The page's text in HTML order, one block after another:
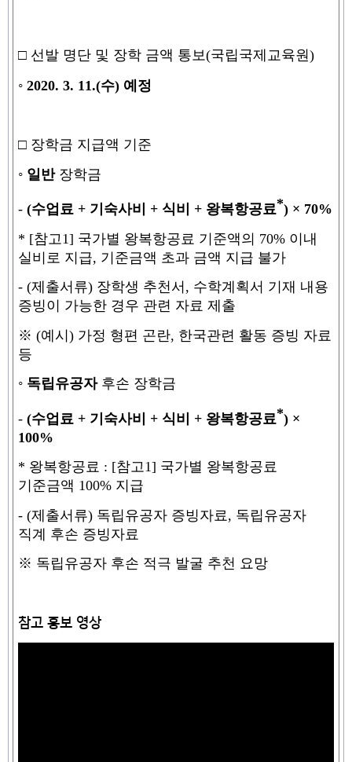
□ 선발 명단 및 장학 금액 통보(국립국제교육원)
◦ 2020. 3. 11.(수) 예정
□ 장학금 지급액 기준
◦ 일반 장학금
- (수업료 + 기숙사비 + 식비 + 왕복항공료*) × 70%
* [참고 1] 국가별 왕복항공료 기준액의 70% 이내
실비로 지급, 기준금액 초과 금액 지급 불가
- (제출서류) 장학생 추천서 , 수학계획서 기재 내용
증빙이 가능한 경우 관련 자료 제출
※ (예시) 가정 형편 곤란, 한국관련 활동 증빙 자료
등
◦ 독립유공자 후손 장학금
- (수업료 + 기숙사비 + 식비 + 왕복항공료*) ×
100%
* 왕복항공료 : [참고1] 국가별 왕복항공료
기준금액 100% 지급
- (제출서류) 독립유공자 증빙자료 , 독립유공자
직계 후손 증빙자료
※ 독립유공자 후손 적극 발굴 추천 요망
참고 홍보 영상